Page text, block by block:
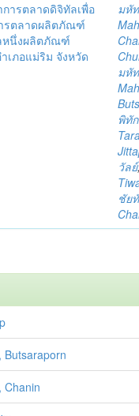
ารตลาดดิจิทัลเพื่อ
รตลาดผลิตภัณฑ์
หนึ่งผลิตภัณฑ์
เภอแม่ริม จังหวัด
มหั
มหั
พิทั
วัลย์
ชัย
Butsaraporn
Chanin